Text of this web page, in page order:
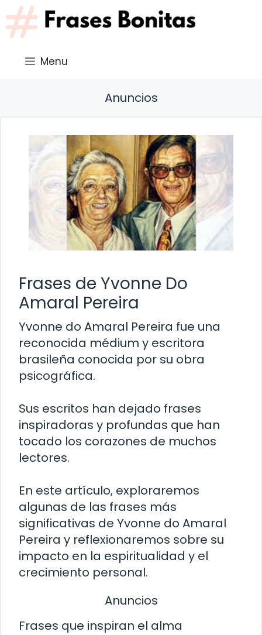
Saltar
al
contenido
Menu
Anuncios
Frases de Yvonne Do
Amaral Pereira
Yvonne do Amaral Pereira fue una
reconocida médium y escritora
brasileña conocida por su obra
psicográfica.
Sus escritos han dejado frases
inspiradoras y profundas que han
tocado los corazones de muchos
lectores.
En este artículo, exploraremos
algunas de las frases más
significativas de Yvonne do Amaral
Pereira y reflexionaremos sobre su
impacto en la espiritualidad y el
crecimiento personal.
Anuncios
Frases que inspiran el alma